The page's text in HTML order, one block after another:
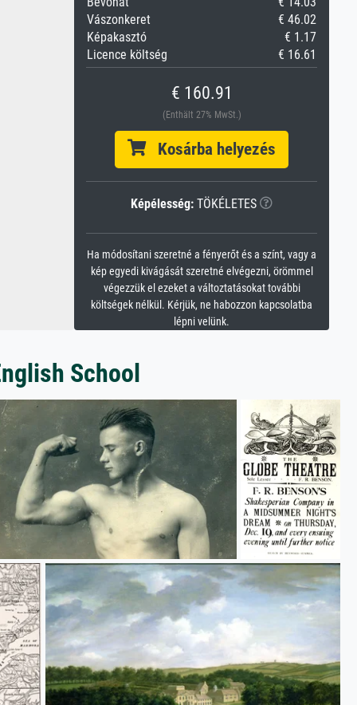
Vászonkeret
€ 46.02
Képakasztó
€ 1.17
Licence költség
€ 16.61
€ 160.91
(Enthält 27% MwSt.)
Kosárba helyezés
Képélesség: TÖKÉLETES
Ha módosítani szeretné a fényerőt és a színt, vagy a
kép egyedi kivágását szeretné elvégezni, örömmel
végezzük el ezeket a változtatásokat további
költségek nélkül. Kérjük, ne habozzon kapcsolatba
lépni velünk.
School